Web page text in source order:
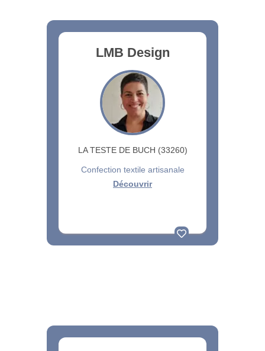
LMB Design
LA TESTE DE BUCH (33260)
Confection textile artisanale
Découvrir